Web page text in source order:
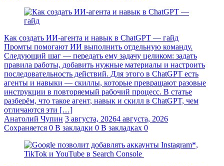
Как создать ИИ-агента и навык в ChatGPT — гайд
Промты помогают ИИ выполнить отдельную команду.
Следующий шаг — передать ему задачу целиком: задать
правила работы, добавить нужные материалы и настроить
последовательность действий. Для этого в ChatGPT есть
агенты и навыки — скиллы, которые превращают разовые
инструкции в повторяемый рабочий процесс. В статье
разберём, что такое агент, навык и скилл в ChatGPT, чем
отличаются эти […]
Анатолий Чупин 3 августа, 20264 августа, 2026
Сохраняется 0 В закладки 0 В закладках 0